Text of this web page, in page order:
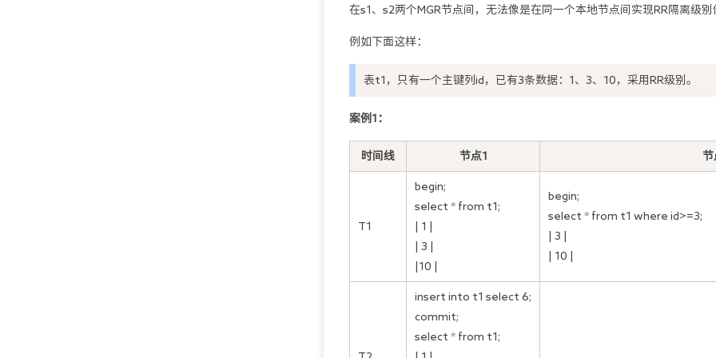
在s1、s2两个MGR节点间，无法像是在同一个本地节点间实现RR隔离级别
例如下面这样：
表t1，只有一个主键列id，已有3条数据：1、3、10，采用RR级别。
案例1：
时间线 节点1 节
T1
begin;
select * from t1;
| 1 |
| 3 |
|10 |
begin;
select * from t1 where id>=3;
| 3 |
| 10 |
insert into t1 select 6;
commit;
select * from t1;